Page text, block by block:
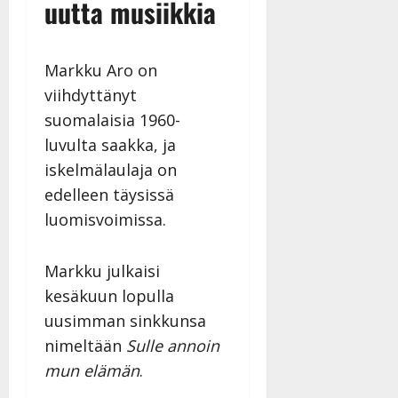
uutta musiikkia
Markku Aro on
viihdyttänyt
suomalaisia 1960-
luvulta saakka, ja
iskelmälaulaja on
edelleen täysissä
luomisvoimissa.
Markku julkaisi
kesäkuun lopulla
uusimman sinkkunsa
nimeltään Sulle annoin
mun elämän.